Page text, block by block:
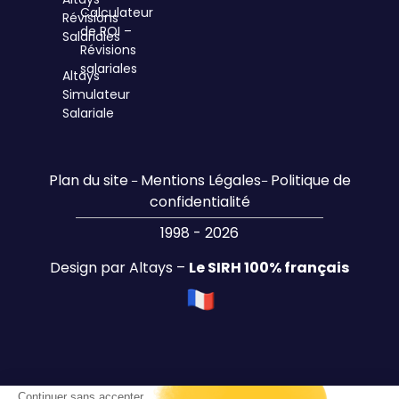
Continuer sans accepter
Révisions
Salariales
Altays
Simulateur
Salariale
Calculateur
de ROI –
Révisions
salariales
Plan du site– Mentions Légales– Politique de
confidentialité
1998 - 2026
Design par Altays – Le SIRH 100% français